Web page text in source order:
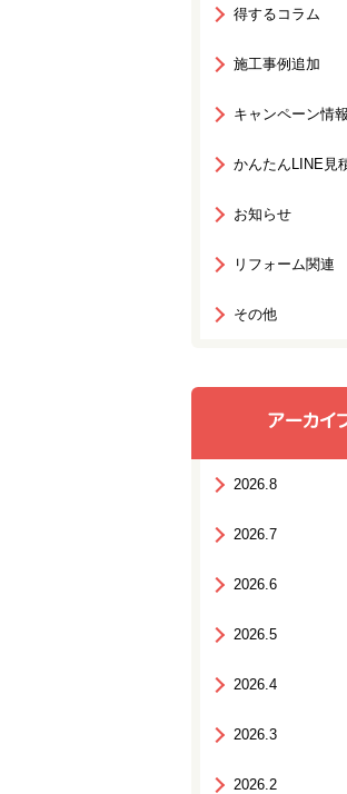
得するコラム
施工事例追加
キャンペーン情報
かんたんLINE見
お知らせ
リフォーム関連
その他
2026.8
2026.7
2026.6
2026.5
2026.4
2026.3
2026.2